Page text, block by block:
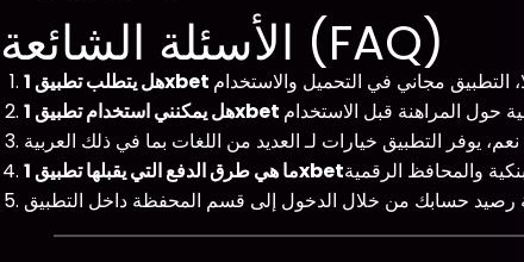
الأسئلة الشائعة (FAQ)